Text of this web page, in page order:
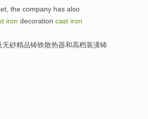
the company has also
iron decoration cast iron
无砂精品铸铁散热器和高档装潢铸